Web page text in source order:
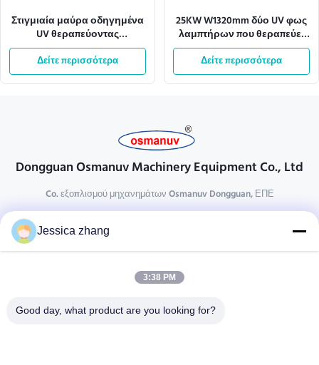
Στιγμιαία μαύρα οδηγημένα
UV θεραπεύοντας
συστήματα μεταφορέων
2.15KW 13m/Min
Δείτε περισσότερα
25KW W1320mm δύο UV φως
λαμπτήρων που θεραπεύει
τα συστήματα μεταφορέων
μηχανών
Δείτε περισσότερα
Dongguan Osmanuv Machinery Equipment Co., Ltd
Co. εξοπλισμού μηχανημάτων Osmanuv Dongguan, ΕΠΕ
28 δεύτερος ο βιομηχανικός, wei Liu chong, Wanjiang,
DongGuan, Guangdong, Κίνα
osmanuv@hotmail.com
Jessica zhang
3:38 PM
Good day, what product are you looking for?